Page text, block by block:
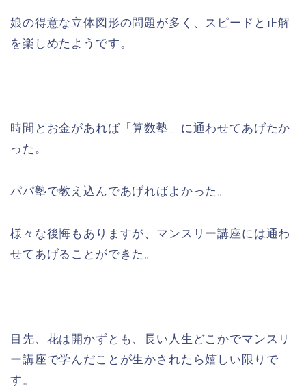
娘の得意な立体図形の問題が多く、スピードと正解
を楽しめたようです。
時間とお金があれば「算数塾」に通わせてあげたか
った。
パパ塾で教え込んであげればよかった。
様々な後悔もありますが、マンスリー講座には通わ
せてあげることができた。
目先、花は開かずとも、長い人生どこかでマンスリ
ー講座で学んだことが生かされたら嬉しい限りで
す。